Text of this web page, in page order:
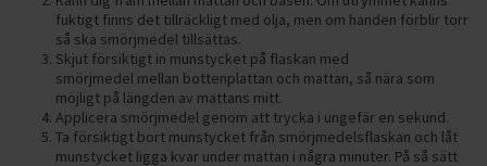
Cykellås
Cykelkorgar
Cykelpumpar
Stänkskärmar
Övriga tillbehör cyklar
Gummerade hantlar
PU Hantlar
Hantelställ
Viktskivor (50 mm)
Viktskivor (30 mm)
Viktskivor med handtag
Bumper plates
SKIVSTÄNGER
Skivstänger och lås (50 mm)
Skivstänger och lås (30 mm)
TILLBEHÖR STYRKETRÄNING
Träningstillbehör
Cable Handles
Funktionell träning
Löpband för hemmabruk
Löpband för kommersiellt bruk
Löpband för bostadsrättsföreningar
Löpband för gym på arbetsplatsen
Löpband för liten yta
Hopfällbara löpband
Robusta löpband
Underhållsfria löpband
Löpband för nybörjare
Löpband för seniorer
Löpband för viktminskning
Löpband för rehabilitering
Löpband för tyngre (XXL)
Löpband upp till 5.000 kr
Löpband 5.000-10.000 kr
Löpband 10.000-15.000 kr
Löpband 15.000-20.000 kr
Löpband över 20.000 kr
CROSSTRAINERS
SKYDDSMATTOR OCH TILLBEHÖR
TRAPPMASKINER
Smarta träningsmaskiner
Träningsutrustning för kontoret
Pump-set
Extra vikter för kroppen
Balansträning
Sportsspecifik träning
Viktskivor
Löpband
Motionscyklar
Crosstrainers
Roddmaskiner
Tillbehör
ROCKRINGAR
SKOR
Vinterskor
Dubbskor
Filtskor och filtstövlar
Elcyklar för vinterkörning
BUTIK I STOCKHOLM
OUTLET
FÖRETAGSFÖRSÄLJNING
FÖRMÅNSCYKEL
BETALNINGSALTERNATIV
PRESENTKORT
SPORTPROFFSEN.SE
fuktigt finns det tillräckligt med olja, men om handen förblir torr
så ska smörjmedel tillsättas.
Skjut försiktigt in munstycket på flaskan med
smörjmedel mellan bottenplattan och mattan, så nära som
möjligt på längden av mattans mitt.
Applicera smörjmedel genom att trycka i ungefär en sekund.
Ta försiktigt bort munstycket från smörjmedelsflaskan och låt
munstycket ligga kvar under mattan i några minuter. På så sätt